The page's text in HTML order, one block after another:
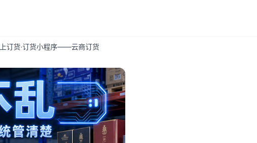
订货·订货小程序——云商订货